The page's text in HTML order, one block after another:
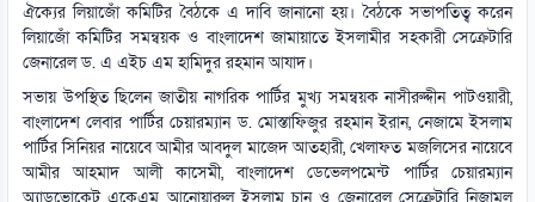
ঐক্যের লিয়াজোঁ কমিটির বৈঠকে এ দাবি জানানো হয়। বৈঠকে সভাপতিত্ব করেন
লিয়াজোঁ কমিটির সমন্বয়ক ও বাংলাদেশ জামায়াতে ইসলামীর সহকারী সেক্রেটারি
জেনারেল ড. এ এইচ এম হামিদুর রহমান আযাদ।
সভায় উপস্থিত ছিলেন জাতীয় নাগরিক পার্টির মুখ্য সমন্বয়ক নাসীরুদ্দীন পাটওয়ারী,
বাংলাদেশ লেবার পার্টির চেয়ারম্যান ড. মোস্তাফিজুর রহমান ইরান, নেজামে ইসলাম
পার্টির সিনিয়র নায়েবে আমীর আবদুল মাজেদ আতহারী, খেলাফত মজলিসের নায়েবে
আমীর আহমাদ আলী কাসেমী, বাংলাদেশ ডেভেলপমেন্ট পার্টির চেয়ারম্যান